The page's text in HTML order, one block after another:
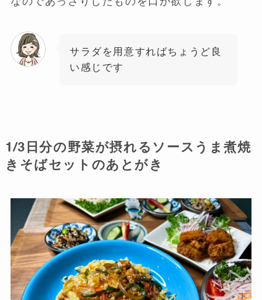
サラダを用意すればちょうど良
い感じです
1/3日分の野菜が摂れるソースうま煮焼
きそばセットのあとがき